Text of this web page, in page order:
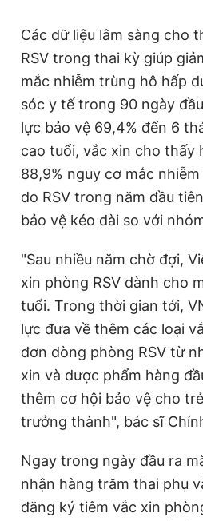
Các dữ liệu lâm sàng cho
RSV trong thai kỳ giúp
mắc nhiễm trùng hô hấp
sóc y tế trong 90 ngày
lực bảo vệ 69,4% đến 6
cao tuổi, vắc xin cho thấy
88,9% nguy cơ mắc
do RSV trong năm đầu
bảo vệ kéo dài so với
"Sau nhiều năm chờ đợi,
xin phòng RSV dành cho
tuổi. Trong thời gian tới,
lực đưa về thêm các loại
đơn dòng phòng RSV từ
xin và dược phẩm hàng
thêm cơ hội bảo vệ cho
trưởng thành", bác sĩ
Ngay trong ngày đầu ra
nhận hàng trăm thai phụ
đăng ký tiêm vắc xin